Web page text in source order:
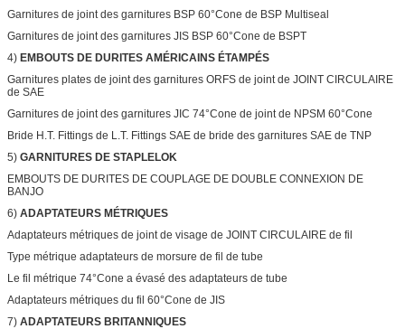
Garnitures de joint des garnitures BSP 60°Cone de BSP Multiseal
Garnitures de joint des garnitures JIS BSP 60°Cone de BSPT
4) EMBOUTS DE DURITES AMÉRICAINS ÉTAMPÉS
Garnitures plates de joint des garnitures ORFS de joint de JOINT CIRCULAIRE
de SAE
Garnitures de joint des garnitures JIC 74°Cone de joint de NPSM 60°Cone
Bride H.T. Fittings de L.T. Fittings SAE de bride des garnitures SAE de TNP
5) GARNITURES DE STAPLELOK
EMBOUTS DE DURITES DE COUPLAGE DE DOUBLE CONNEXION DE
BANJO
6) ADAPTATEURS MÉTRIQUES
Adaptateurs métriques de joint de visage de JOINT CIRCULAIRE de fil
Type métrique adaptateurs de morsure de fil de tube
Le fil métrique 74°Cone a évasé des adaptateurs de tube
Adaptateurs métriques du fil 60°Cone de JIS
7) ADAPTATEURS BRITANNIQUES